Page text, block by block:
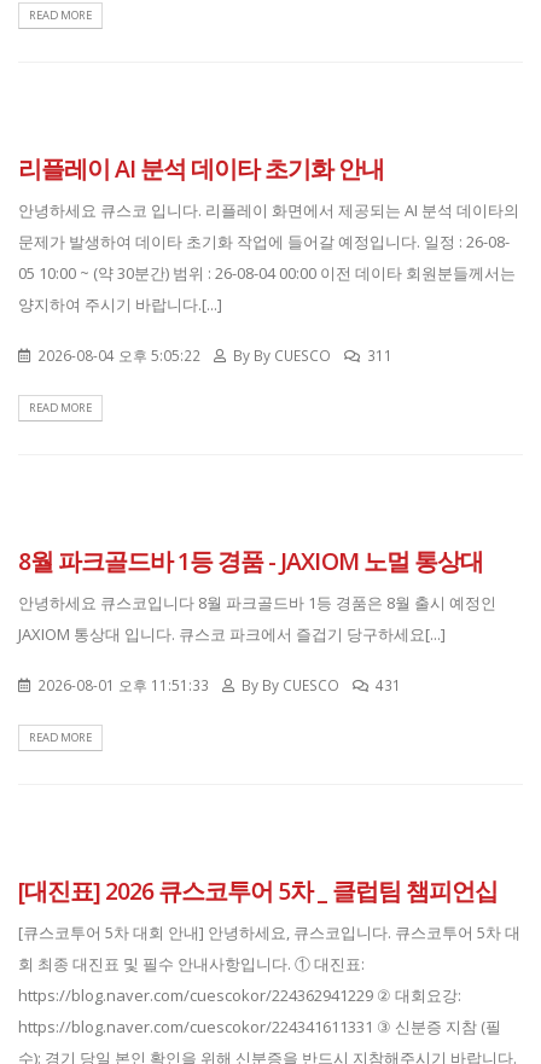
READ MORE
리플레이 AI 분석 데이타 초기화 안내
안녕하세요 큐스코 입니다. 리플레이 화면에서 제공되는 AI 분석 데이타의
문제가 발생하여 데이타 초기화 작업에 들어갈 예정입니다. 일정 : 26-08-
05 10:00 ~ (약 30분간) 범위 : 26-08-04 00:00 이전 데이타 회원분들께서는
양지하여 주시기 바랍니다.[...]
2026-08-04 오후 5:05:22 By By CUESCO 311
READ MORE
8월 파크골드바 1등 경품 - JAXIOM 노멀 통상대
안녕하세요 큐스코입니다 8월 파크골드바 1등 경품은 8월 출시 예정인
JAXIOM 통상대 입니다. 큐스코 파크에서 즐겁기 당구하세요[...]
2026-08-01 오후 11:51:33 By By CUESCO 431
READ MORE
[대진표] 2026 큐스코투어 5차 _ 클럽팀 챔피언십
[큐스코투어 5차 대회 안내] 안녕하세요, 큐스코입니다. 큐스코투어 5차 대
회 최종 대진표 및 필수 안내사항입니다. ① 대진표:
https://blog.naver.com/cuescokor/224362941229 ② 대회요강:
https://blog.naver.com/cuescokor/224341611331 ③ 신분증 지참 (필
수): 경기 당일 본인 확인을 위해 신분증을 반드시 지참해주시기 바랍니다.